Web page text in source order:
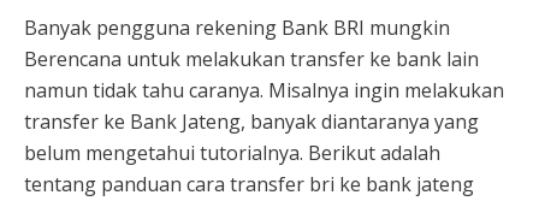
Banyak pengguna rekening Bank BRI mungkin
Berencana untuk melakukan transfer ke bank lain
namun tidak tahu caranya. Misalnya ingin melakukan
transfer ke Bank Jateng, banyak diantaranya yang
belum mengetahui tutorialnya. Berikut adalah
tentang panduan cara transfer bri ke bank jateng